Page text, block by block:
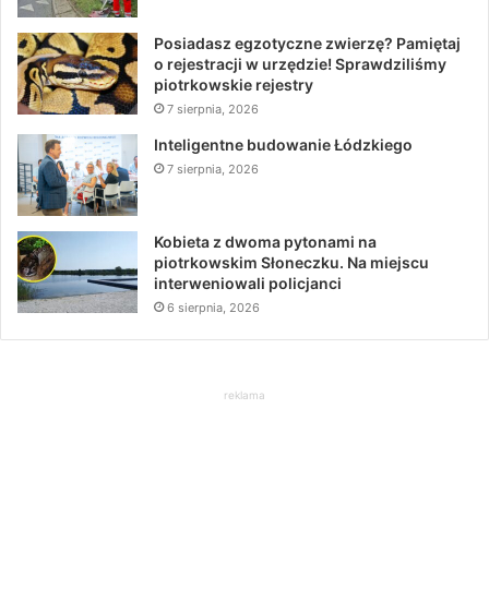
Posiadasz egzotyczne zwierzę? Pamiętaj
o rejestracji w urzędzie! Sprawdziliśmy
piotrkowskie rejestry
7 sierpnia, 2026
Inteligentne budowanie Łódzkiego
7 sierpnia, 2026
Kobieta z dwoma pytonami na
piotrkowskim Słoneczku. Na miejscu
interweniowali policjanci
6 sierpnia, 2026
reklama